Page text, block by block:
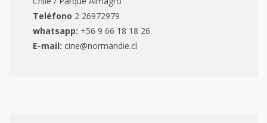
Teléfono 2 26972979
whatsapp: +56 9 66 18 18 26
E-mail: cine@normandie.cl